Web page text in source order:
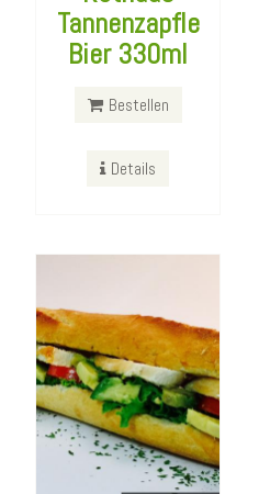
Tannenzapfle
Bier 330ml
Bestellen
Details
mit Zitrone Mayo
Sauce
und frischen Tomaten